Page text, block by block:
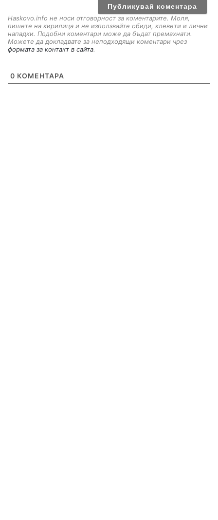
Haskovo.info не носи отговорност за коментарите. Моля,
пишете на кирилица и не използвайте обиди, клевети и лични
нападки. Подобни коментари може да бъдат премахнати.
Можете да докладвате за неподходящи коментари чрез
формата за контакт в сайта.
0 КОМЕНТАРА